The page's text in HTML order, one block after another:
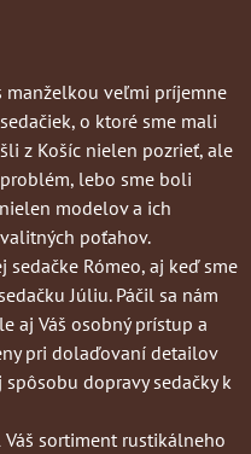
manželkou veľmi príjemne
o ktoré sme mali
z Košíc nielen pozrieť, ale
lebo sme boli
modelov a ich
poťahov.
Rómeo, aj keď sme
Júliu. Páčil sa nám
aj Váš osobný prístup a
pri dolaďovaní detailov
dopravy sedačky k
sortiment rustikálneho